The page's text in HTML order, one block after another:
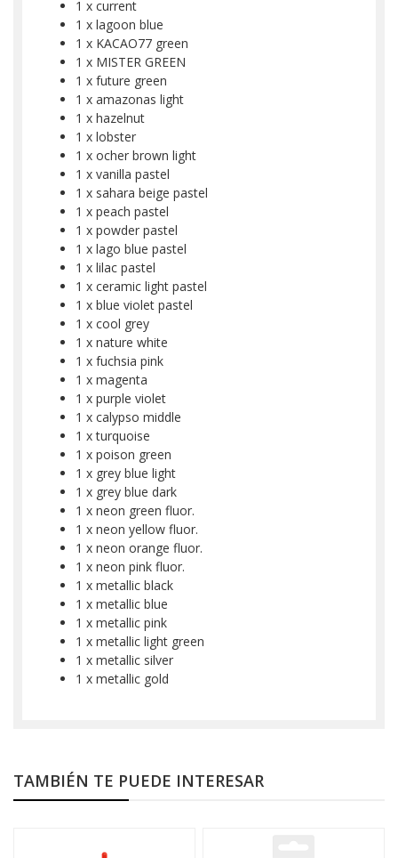
1 x current
1 x lagoon blue
1 x KACAO77 green
1 x MISTER GREEN
1 x future green
1 x amazonas light
1 x hazelnut
1 x lobster
1 x ocher brown light
1 x vanilla pastel
1 x sahara beige pastel
1 x peach pastel
1 x powder pastel
1 x lago blue pastel
1 x lilac pastel
1 x ceramic light pastel
1 x blue violet pastel
1 x cool grey
1 x nature white
1 x fuchsia pink
1 x magenta
1 x purple violet
1 x calypso middle
1 x turquoise
1 x poison green
1 x grey blue light
1 x grey blue dark
1 x neon green fluor.
1 x neon yellow fluor.
1 x neon orange fluor.
1 x neon pink fluor.
1 x metallic black
1 x metallic blue
1 x metallic pink
1 x metallic light green
1 x metallic silver
1 x metallic gold
TAMBIÉN TE PUEDE INTERESAR